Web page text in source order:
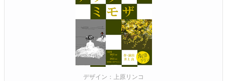
デザイン：上原リンコ